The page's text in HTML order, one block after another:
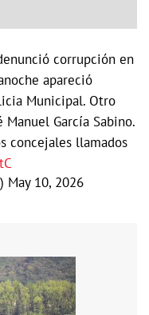
corrupción en
apareció
Municipal. Otro
García Sabino.
concejales llamados
May 10, 2026